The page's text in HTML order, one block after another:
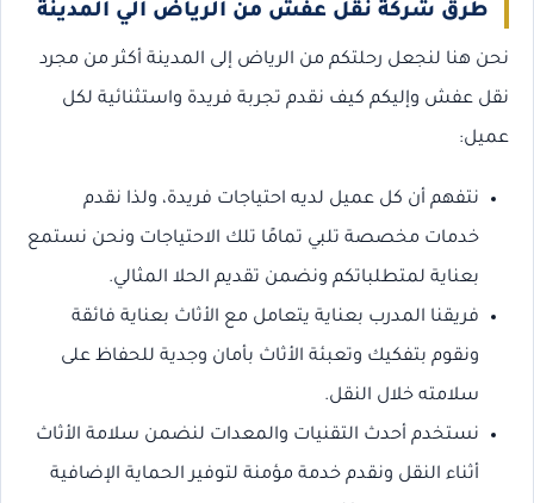
طرق شركة نقل عفش من الرياض الي المدينة
نحن هنا لنجعل رحلتكم من الرياض إلى المدينة أكثر من مجرد
نقل عفش وإليكم كيف نقدم تجربة فريدة واستثنائية لكل
عميل:
نتفهم أن كل عميل لديه احتياجات فريدة، ولذا نقدم
خدمات مخصصة تلبي تمامًا تلك الاحتياجات ونحن نستمع
بعناية لمتطلباتكم ونضمن تقديم الحلا المثالي.
فريقنا المدرب بعناية يتعامل مع الأثاث بعناية فائقة
ونقوم بتفكيك وتعبئة الأثاث بأمان وجدية للحفاظ على
سلامته خلال النقل.
نستخدم أحدث التقنيات والمعدات لنضمن سلامة الأثاث
أثناء النقل ونقدم خدمة مؤمنة لتوفير الحماية الإضافية